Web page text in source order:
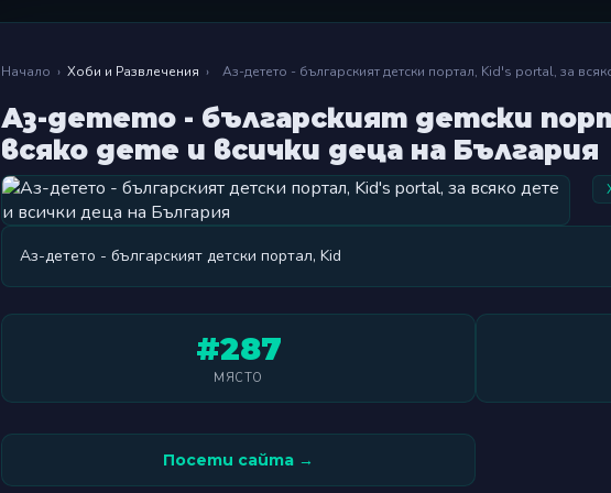
Начало › Хоби и Развлечения › Аз-детето - българският детски портал, Kid's portal, за
Аз-детето - българският детски
всяко дете и всички деца на България
Аз-детето - българският детски портал, Kid
#287
МЯСТО
Посети сайта →